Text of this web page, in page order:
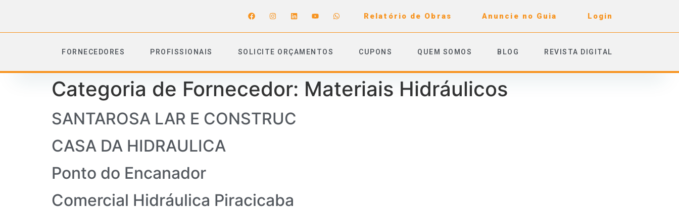
Relatório de Obras Anuncie no Guia Login
FORNECEDORES PROFISSIONAIS SOLICITE ORÇAMENTOS CUPONS QUEM SOMOS BLOG REVISTA DIGITAL
Categoria de Fornecedor: Materiais Hidráulicos
SANTAROSA LAR E CONSTRUC
CASA DA HIDRAULICA
Ponto do Encanador
Comercial Hidráulica Piracicaba